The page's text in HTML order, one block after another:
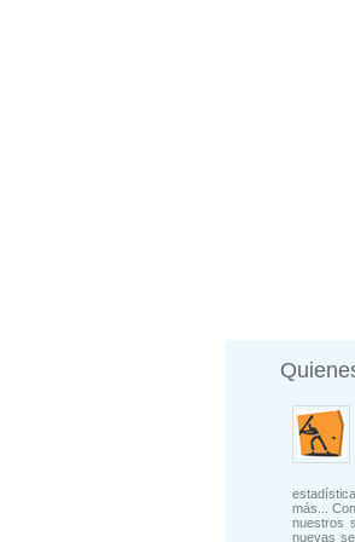
más...
nuestros
nuevas